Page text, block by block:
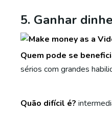
5. Ganhar
Quem pode se
sérios com grandes
Quão difícil é?